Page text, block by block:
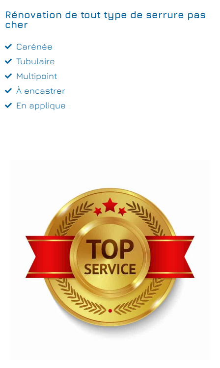
Rénovation de tout type de serrure pas
cher
Carénée
Tubulaire
Multipoint
À encastrer
En applique